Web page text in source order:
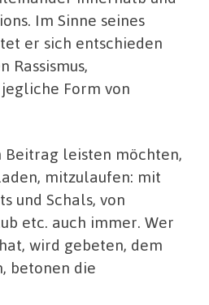
Im Sinne seines
er sich entschieden
Rassismus,
Form von
Beitrag leisten möchten,
mitzulaufen: mit
und Schals, von
etc. auch immer. Wer
wird gebeten, dem
betonen die